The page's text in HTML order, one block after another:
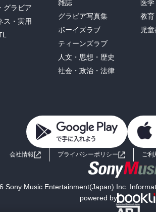
グラビア
ス・実用
雑誌
グラビア写真集
ボーイズラブ
ティーンズラブ
人文・思想・歴史
社会・政治・法律
医
教育
児
会社情報 プライバシーポリシー ご利
Sony Music Entertainment(Japan) Inc.
powered by